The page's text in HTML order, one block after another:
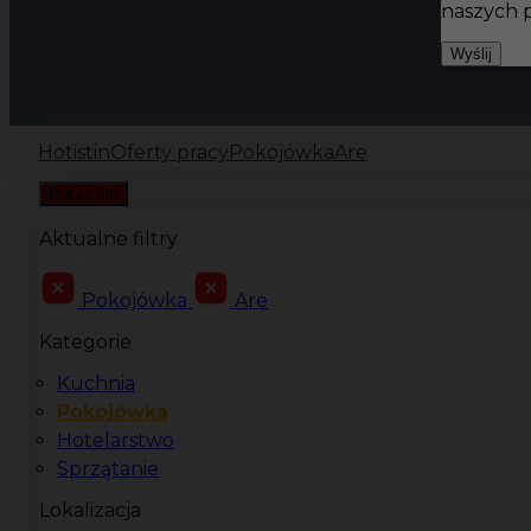
HotistinOferty pracy PokojówkaAre
Pokaż filtr
Aktualne filtry
Pokojówka
Are
Kategorie
Kuchnia
Pokojówka
Hotelarstwo
Sprzątanie
Lokalizacja
naszych
Wyślij